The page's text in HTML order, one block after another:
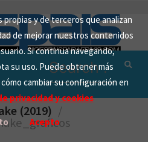
y de terceros que analizan
de mejorar nuestros contenidos
Si continua navegando,
su uso. Puede obtener más
cambiar su configuración en
privacidad y cookies
Acepto
Search
for:
(2019)